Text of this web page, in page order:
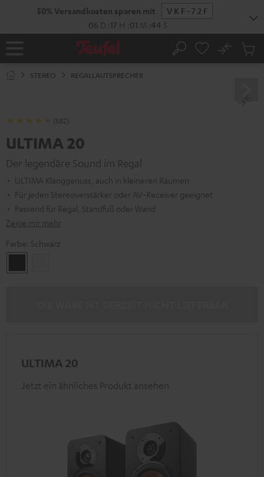
50% Versandkosten sparen mit
VKF-72F
06 D 17 H 01 M 43 S
Startseite Suche
No
STEREO REGALLAUTSPRECHER
(582)
ULTIMA 20
Der legendäre Sound im Regal
ULTIMA Klanggenuss, auch in kleineren Räumen
Für jeden Stereoverstärker oder AV-Receiver geeignet
Passend für Regal, Standfuß oder Wand
Zeige mir mehr
Farbe: Schwarz
ULTIMA 20
Jetzt ein ähnliches Produkt ansehen